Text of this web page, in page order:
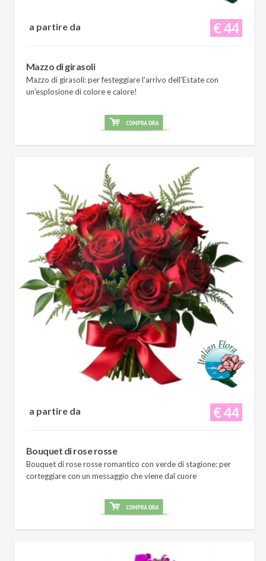
€ 44
a partire da
Mazzo di girasoli
Mazzo di girasoli: per festeggiare l'arrivo dell'Estate con
un'esplosione di colore e calore!
€ 44
a partire da
Bouquet di rose rosse
Bouquet di rose rosse romantico con verde di stagione: per
corteggiare con un messaggio che viene dal cuore